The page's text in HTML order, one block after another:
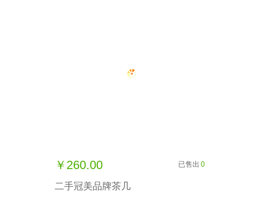
￥260.00 已售出 0
二手冠美品牌茶几